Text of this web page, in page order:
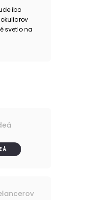
iba
svetlo na